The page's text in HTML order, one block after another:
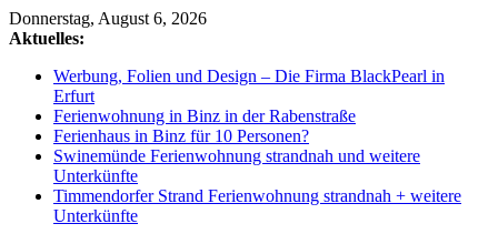
Zum
Inhalt
Donnerstag, August 6, 2026
Aktuelles:
Werbung, Folien und Design – Die Firma BlackPearl in
Erfurt
Ferienwohnung in Binz in der Rabenstraße
Ferienhaus in Binz für 10 Personen?
Swinemünde Ferienwohnung strandnah und weitere
Unterkünfte
Timmendorfer Strand Ferienwohnung strandnah + weitere
Unterkünfte